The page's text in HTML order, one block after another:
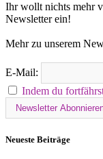
Ihr wollt nichts mehr
Newsletter ein!
Mehr zu unserem
E-Mail:
Indem du
Neueste Beiträge